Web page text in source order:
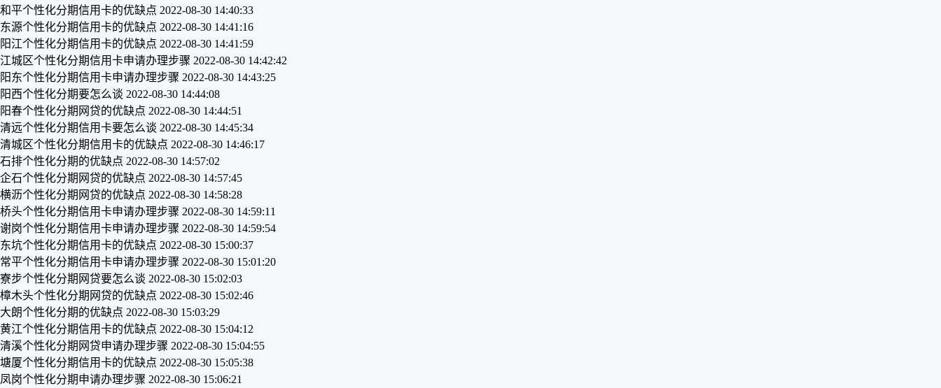
和平个性化分期信用卡的优缺点 2022-08-30 14:40:33
东源个性化分期信用卡的优缺点 2022-08-30 14:41:16
阳江个性化分期信用卡的优缺点 2022-08-30 14:41:59
江城区个性化分期信用卡申请办理步骤 2022-08-30 14:42:42
阳东个性化分期信用卡申请办理步骤 2022-08-30 14:43:25
阳西个性化分期要怎么谈 2022-08-30 14:44:08
阳春个性化分期网贷的优缺点 2022-08-30 14:44:51
清远个性化分期信用卡要怎么谈 2022-08-30 14:45:34
清城区个性化分期信用卡的优缺点 2022-08-30 14:46:17
石排个性化分期的优缺点 2022-08-30 14:57:02
企石个性化分期网贷的优缺点 2022-08-30 14:57:45
横沥个性化分期网贷的优缺点 2022-08-30 14:58:28
桥头个性化分期信用卡申请办理步骤 2022-08-30 14:59:11
谢岗个性化分期信用卡申请办理步骤 2022-08-30 14:59:54
东坑个性化分期信用卡的优缺点 2022-08-30 15:00:37
常平个性化分期信用卡申请办理步骤 2022-08-30 15:01:20
寮步个性化分期网贷要怎么谈 2022-08-30 15:02:03
樟木头个性化分期网贷的优缺点 2022-08-30 15:02:46
大朗个性化分期的优缺点 2022-08-30 15:03:29
黄江个性化分期信用卡的优缺点 2022-08-30 15:04:12
清溪个性化分期网贷申请办理步骤 2022-08-30 15:04:55
塘厦个性化分期信用卡的优缺点 2022-08-30 15:05:38
凤岗个性化分期申请办理步骤 2022-08-30 15:06:21